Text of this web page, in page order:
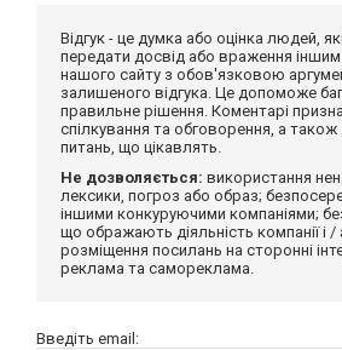
Відгук - це думка або оцінка людей,
передати досвід або враження
нашого сайту з обов'язковою
залишеного відгука. Це допоможе
правильне рішення. Коментарі
спілкування та обговорення, а
питань, що цікавлять.
Не дозволяється: використання
лексики, погроз або образ;
іншими конкуруючими компаніями;
що ображають діяльність компанії і /
розміщення посилань на сторонні
реклама та самореклама.
Введіть email: